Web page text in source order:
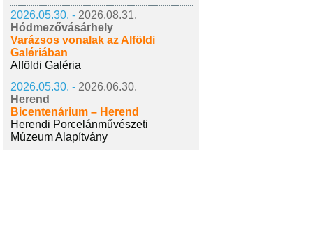
2026.05.30. - 2026.08.31.
Hódmezővásárhely
Varázsos vonalak az Alföldi
Galériában
Alföldi Galéria
2026.05.30. - 2026.06.30.
Herend
Bicentenárium – Herend
Herendi Porcelánművészeti
Múzeum Alapítvány